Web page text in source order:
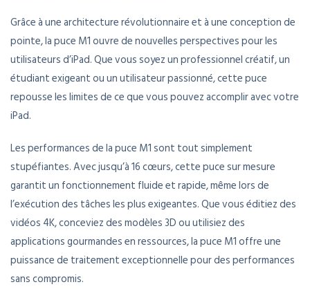
Grâce à une architecture révolutionnaire et à une conception de
pointe, la puce M1 ouvre de nouvelles perspectives pour les
utilisateurs d’iPad. Que vous soyez un professionnel créatif, un
étudiant exigeant ou un utilisateur passionné, cette puce
repousse les limites de ce que vous pouvez accomplir avec votre
iPad.
Les performances de la puce M1 sont tout simplement
stupéfiantes. Avec jusqu’à 16 cœurs, cette puce sur mesure
garantit un fonctionnement fluide et rapide, même lors de
l’exécution des tâches les plus exigeantes. Que vous éditiez des
vidéos 4K, conceviez des modèles 3D ou utilisiez des
applications gourmandes en ressources, la puce M1 offre une
puissance de traitement exceptionnelle pour des performances
sans compromis.